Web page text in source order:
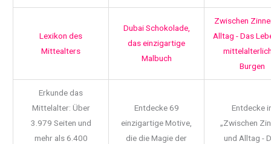
Lexikon des
Mittealters
Dubai Schokolade,
das einzigartige
Malbuch
Zwischen
Alltag - Das
Burgen
Erkunde das
Mittelalter: Über
3.979 Seiten und
mehr als 6.400
Entdecke 69
einzigartige Motive,
die die Magie der
Entdecke
„Zwischen
und Alltag -